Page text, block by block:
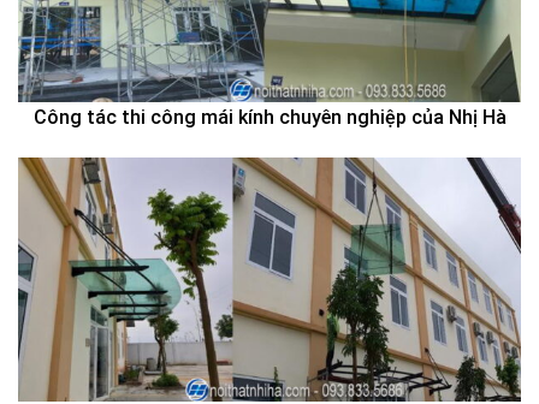
Công tác thi công mái kính chuyên nghiệp của Nhị Hà